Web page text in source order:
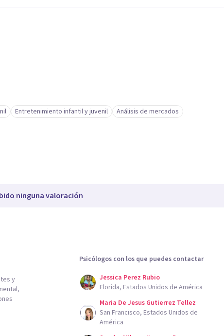
Entretenimiento infantil y juvenil Análisis de mercados
ninguna valoración
y
Psicólogos con los que puedes contactar
Jessica Perez Rubio
Florida, Estados Unidos de América
Maria De Jesus Gutierrez Tellez
San Francisco, Estados Unidos de
América